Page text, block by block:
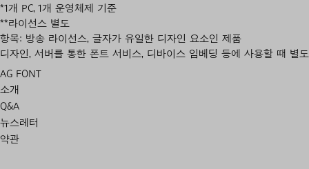
*1개 PC, 1개 운영체제 기준
**라이선스 별도
항목: 방송 라이선스, 글자가 유일한 디자인 요소인 제품
디자인, 서버를 통한 폰트 서비스, 디바이스 임베딩 등에 사용할 때 별
AG FONT
소개
Q&A
뉴스레터
약관